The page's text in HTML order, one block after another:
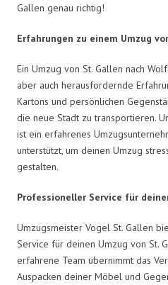
Gallen genau richtig!
Erfahrungen zu einem Umzug
Ein Umzug von St. Gallen nach
aber auch herausfordernde
Kartons und persönlichen
die neue Stadt zu transportieren.
ist ein erfahrenes
unterstützt, um deinen Umzug
gestalten.
Professioneller Service für
Umzugsmeister Vogel St. Gallen
Service für deinen Umzug von St.
erfahrene Team übernimmt das
Auspacken deiner Möbel und